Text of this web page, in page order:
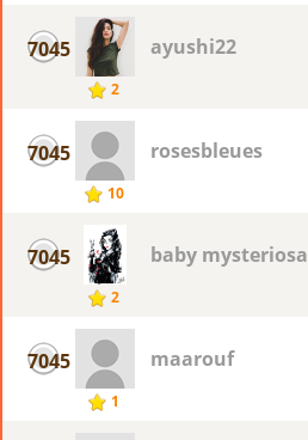
7045
2
ayushi22
7045
10
rosesbleues
7045
2
baby mysteriosa
7045
1
maarouf